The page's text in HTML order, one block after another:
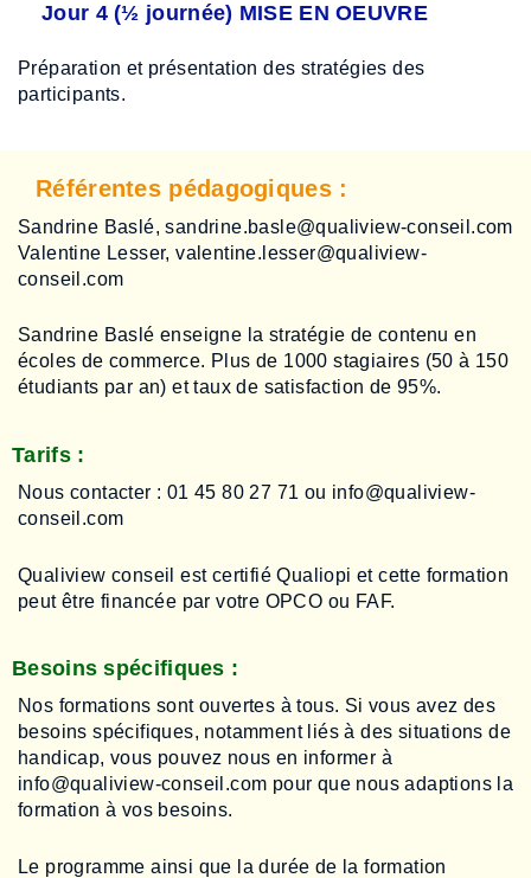
Jour 4 (½ journée) MISE EN OEUVRE
Préparation et présentation des stratégies des
participants.
Référentes pédagogiques :
Sandrine Baslé, sandrine.basle@qualiview-conseil.com
Valentine Lesser, valentine.lesser@qualiview-
conseil.com
Sandrine Baslé enseigne la stratégie de contenu en
écoles de commerce. Plus de 1000 stagiaires (50 à 150
étudiants par an) et taux de satisfaction de 95%.
Tarifs :
Nous contacter : 01 45 80 27 71 ou info@qualiview-
conseil.com
Qualiview conseil est certifié Qualiopi et cette formation
peut être financée par votre OPCO ou FAF.
Besoins spécifiques :
Nos formations sont ouvertes à tous. Si vous avez des
besoins spécifiques, notamment liés à des situations de
handicap, vous pouvez nous en informer à
info@qualiview-conseil.com pour que nous adaptions la
formation à vos besoins.
Le programme ainsi que la durée de la formation